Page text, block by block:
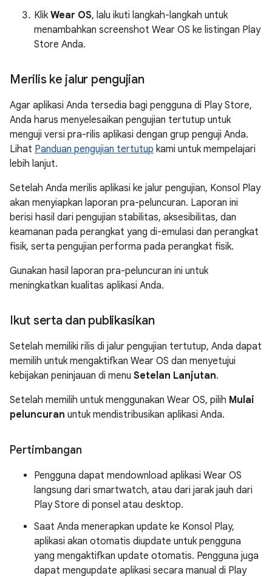
Klik Wear OS, lalu ikuti langkah-langkah untuk
menambahkan screenshot Wear OS ke listingan Play
Store Anda.
Merilis ke jalur pengujian
Agar aplikasi Anda tersedia bagi pengguna di Play Store,
Anda harus menyelesaikan pengujian tertutup untuk
menguji versi pra-rilis aplikasi dengan grup penguji Anda.
Lihat Panduan pengujian tertutup kami untuk mempelajari
lebih lanjut.
Setelah Anda merilis aplikasi ke jalur pengujian, Konsol Play
akan menyiapkan laporan pra-peluncuran. Laporan ini
berisi hasil dari pengujian stabilitas, aksesibilitas, dan
keamanan pada perangkat yang di-emulasi dan perangkat
fisik, serta pengujian performa pada perangkat fisik.
Gunakan hasil laporan pra-peluncuran ini untuk
meningkatkan kualitas aplikasi Anda.
Ikut serta dan publikasikan
Setelah memiliki rilis di jalur pengujian tertutup, Anda dapat
memilih untuk mengaktifkan Wear OS dan menyetujui
kebijakan peninjauan di menu Setelan Lanjutan.
Setelah memilih untuk menggunakan Wear OS, pilih Mulai
peluncuran untuk mendistribusikan aplikasi Anda.
Pertimbangan
Pengguna dapat mendownload aplikasi Wear OS
langsung dari smartwatch, atau dari jarak jauh dari
Play Store di ponsel atau desktop.
Saat Anda menerapkan update ke Konsol Play,
aplikasi akan otomatis diupdate untuk pengguna
yang mengaktifkan update otomatis. Pengguna juga
dapat mengupdate aplikasi secara manual di Play